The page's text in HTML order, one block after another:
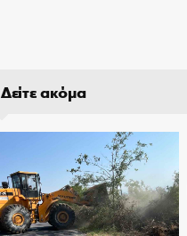
Δείτε ακόμα